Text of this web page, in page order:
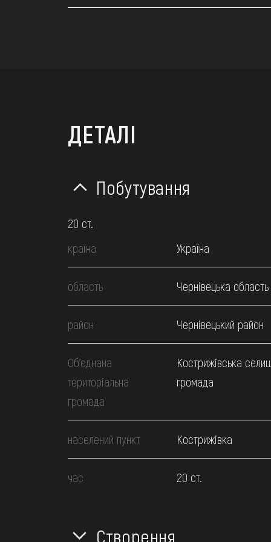
ДЕТАЛІ
Побутування
20 ст.
країна
Україна
область Чернівецька область
район Чернівецький район
Об’єднана
територіальна
громада
Кострижівська
громада
населений пункт Кострижівка
час 20 ст.
Створення